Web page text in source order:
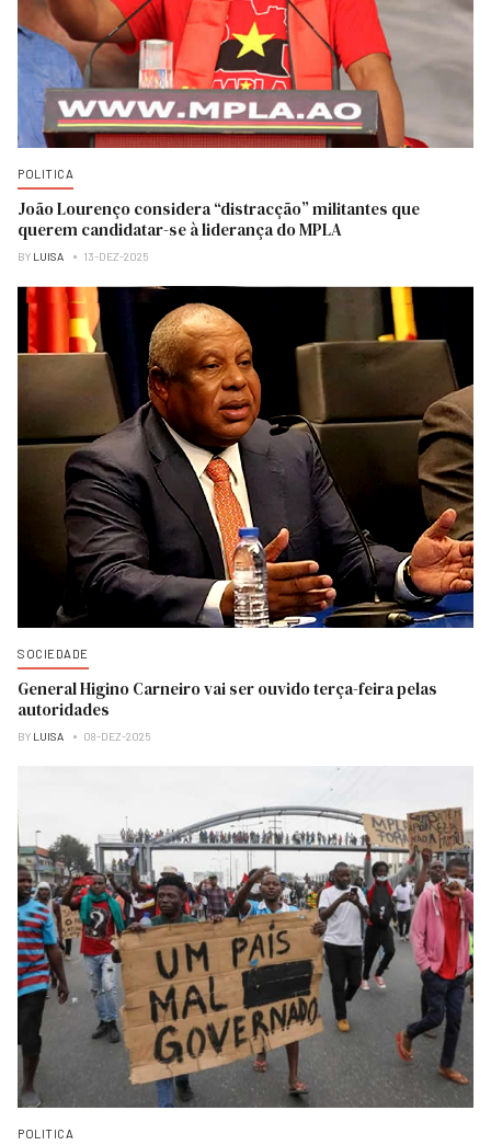
POLITICA
João Lourenço considera “distracção” militantes que
querem candidatar-se à liderança do MPLA
BY LUISA 13-DEZ-2025
SOCIEDADE
General Higino Carneiro vai ser ouvido terça-feira pelas
autoridades
BY LUISA 08-DEZ-2025
POLITICA